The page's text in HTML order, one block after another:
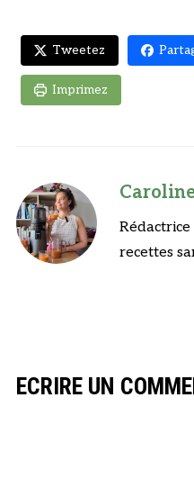
Tweetez
Imprimez
recettes
ECRIRE UN